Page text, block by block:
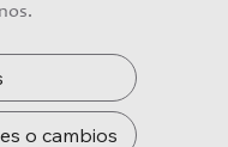
o cambios